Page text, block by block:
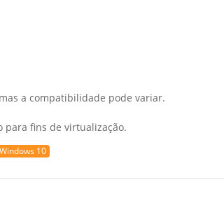
a compatibilidade pode variar.
para fins de virtualização.
10